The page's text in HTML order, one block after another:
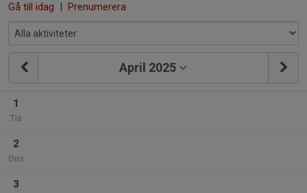
Gå till idag | Prenumerera
April 2025
1
Tis
2
Ons
3